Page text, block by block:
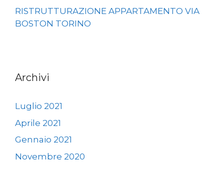
RISTRUTTURAZIONE APPARTAMENTO VIA
BOSTON TORINO
Archivi
Luglio 2021
Aprile 2021
Gennaio 2021
Novembre 2020